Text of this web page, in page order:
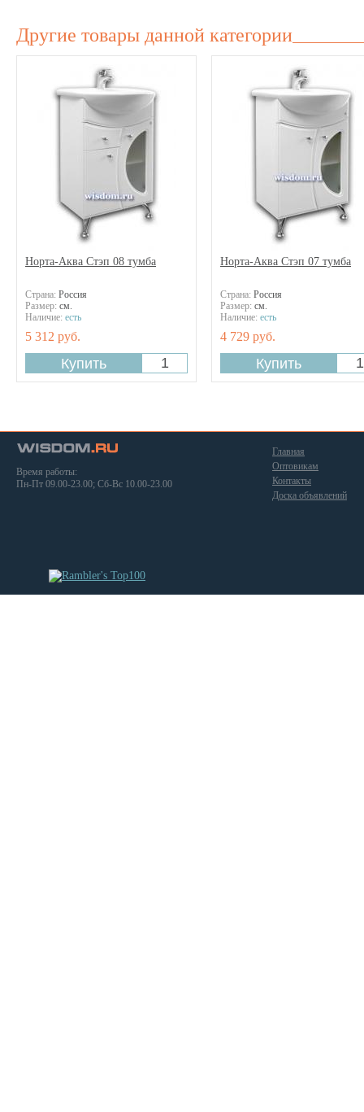
Другие товары данной категории
Норта-Аква Стэп 08 тумба
Страна: Россия
Размер: см.
Наличие: есть
5 312 руб.
Норта-Аква Стэп 07 тумба
Страна: Россия
Размер: см.
Наличие: есть
4 729 руб.
Время работы:
Пн-Пт 09.00-23.00; Сб-Вс 10.00-23.00
Главная
Оптовикам
Контакты
Доска объявлений